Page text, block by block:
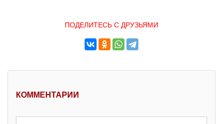
ПОДЕЛИТЕСЬ С ДРУЗЬЯМИ
КОММЕНТАРИИ